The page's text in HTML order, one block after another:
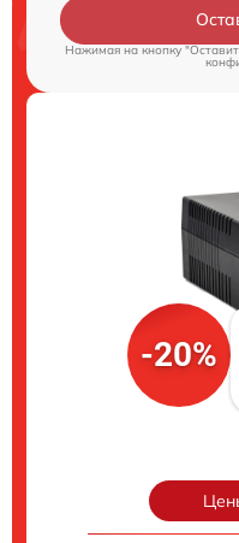
Нажимая на кнопку
-20%